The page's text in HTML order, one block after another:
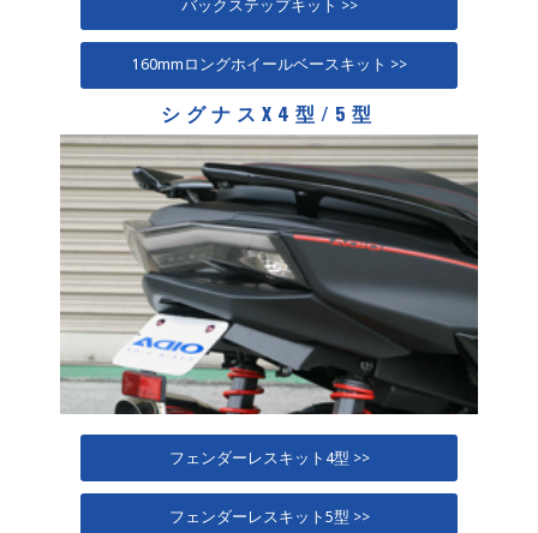
バックステップキット >>
160mmロングホイールベースキット >>
シグナスX4型/5型
フェンダーレスキット4型 >>
フェンダーレスキット5型 >>